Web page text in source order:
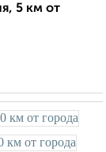
5 км от